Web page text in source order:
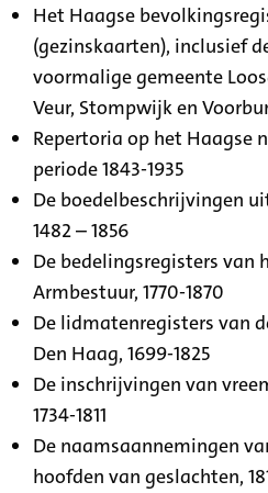
Het Haagse
(gezinskaarten), inclusief
voormalige gemeente
Veur, Stompwijk en
Repertoria op het Haagse
periode 1843-1935
De boedelbeschrijvingen
1482 – 1856
De bedelingsregisters van
Armbestuur, 1770-1870
De lidmatenregisters van
Den Haag, 1699-1825
De inschrijvingen van
1734-1811
De naamsaannemingen
hoofden van geslachten,